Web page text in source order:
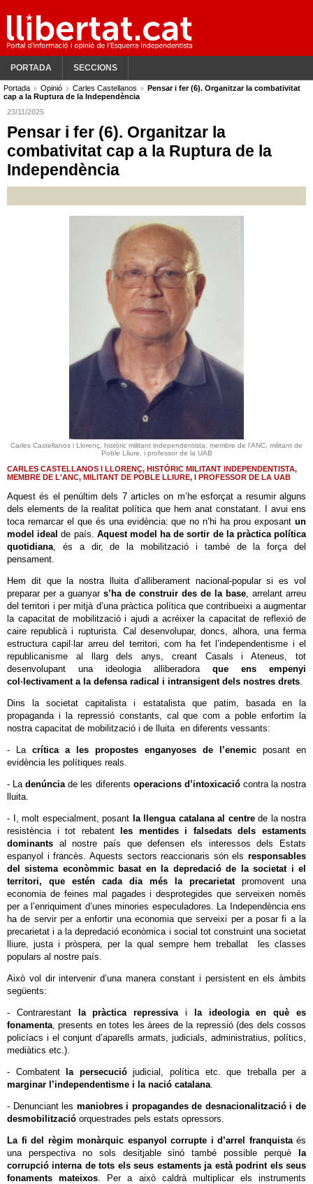
PORTADA SECCIONS
Portada Opinió Carles Castellanos
Pensar i fer (6). Organitzar la combativitat
cap a la Ruptura de la Independència
23/11/2025
Pensar i fer (6). Organitzar la
combativitat cap a la Ruptura de la
Independència
Carles Castellanos i Llorenç, històric militant independentista, membre de l'ANC, militant de
Poble Lliure, i professor de la UAB
CARLES CASTELLANOS I LLORENÇ, HISTÒRIC MILITANT INDEPENDENTISTA,
MEMBRE DE L'ANC, MILITANT DE POBLE LLIURE, I PROFESSOR DE LA UAB
Aquest és el penúltim dels 7 articles on m’he esforçat a resumir alguns
dels elements de la realitat política que hem anat constatant. I avui ens
toca remarcar el que és una evidència: que no n’hi ha prou exposant un
model idealde país. Aquest model ha de sortir de la pràctica política
quotidiana, és a dir, de la mobilització i també de la força del
pensament.
Hem dit que la nostra lluita d’alliberament nacional-popular si es vol
preparar per a guanyar s’ha de construir des de la base, arrelant arreu
del territori i per mitjà d’una pràctica política que contribueixi a augmentar
la capacitat de mobilització i ajudi a acréixer la capacitat de reflexió de
caire republicà i rupturista. Cal desenvolupar, doncs, alhora, una ferma
estructura capil·lar arreu del territori, com ha fet l’independentisme i el
republicanisme al llarg dels anys, creant Casals i Ateneus, tot
desenvolupant una ideologia alliberadora que ens empenyi
col·lectivament a la defensa radical i intransigent dels nostres drets.
Dins la societat capitalista i estatalista que patim, basada en la
propaganda i la repressió constants, cal que com a poble enfortim la
nostra capacitat de mobilització i de lluita en diferents vessants:
- La crítica a les propostes enganyoses de l’enemic posant en
evidència les polítiques reals.
- Ladenúnciade les diferents operacions d’intoxicaciócontra la nostra
lluita.
- I, molt especialment, posant la llengua catalana al centrede la nostra
resistència i tot rebatent
les mentides i falsedats dels estaments
dominants al nostre país que defensen els interessos dels Estats
espanyol i francès. Aquests sectors reaccionaris són els responsables
del sistema econòmmic basat en la depredació de la societat i el
territori, que estén cada dia més la precarietatpromovent una
economia de feines mal pagades i desprotegides que serveixen només
per a l’enriquiment d’unes minories especuladores. La Independència ens
ha de servir per a enfortir una economia que serveixi per a posar fi a la
precarietat i a la depredació econòmica i social tot construint una societat
lliure, justa i pròspera, per la qual sempre hem treballat les classes
populars al nostre país.
Això vol dir intervenir d’una manera constant i persistent en els àmbits
següents:
- Contrarestant la pràctica repressivai la ideologia
en què es
fonamenta, presents en totes les àrees de la repressió (des dels cossos
policíacs i el conjunt d’aparells armats, judicials, administratius, polítics,
mediàtics etc.).
- Combatent la persecuciójudicial, política etc. que treballa per a
marginar l’independentisme i la nació catalana.
- Denunciant les maniobres i propagandes de desnacionalització i de
desmobilització orquestrades pels estats opressors.
La fi del règim monàrquic espanyol corrupte i d’arrel franquistaés
una perspectiva no sols desitjable sinó també possible perquè
la
corrupció interna de tots els seus estaments ja està podrint els seus
fonaments mateixos. Per a això caldrà multiplicar els instruments